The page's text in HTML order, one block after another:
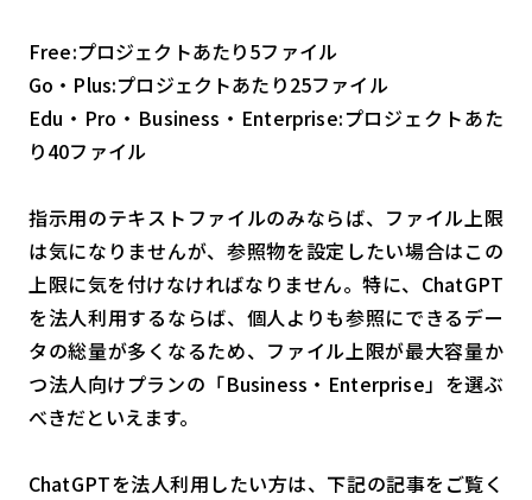
Free:プロジェクトあたり5ファイル
Go・Plus:プロジェクトあたり25ファイル
Edu・Pro・Business・Enterprise:プロジェクトあた
り40ファイル
指示用のテキストファイルのみならば、ファイル上限
は気になりませんが、参照物を設定したい場合はこの
上限に気を付けなければなりません。特に、ChatGPT
を法人利用するならば、個人よりも参照にできるデー
タの総量が多くなるため、ファイル上限が最大容量か
つ法人向けプランの「Business・Enterprise」を選ぶ
べきだといえます。
ChatGPTを法人利用したい方は、下記の記事をご覧く